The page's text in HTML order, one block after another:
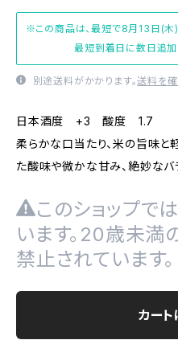
※この商品は、最短で8月13日(木)
最短到着日に数日追加
別途送料がかかります。送料を
日本酒度 +3 酸度 1.7
柔らかな口当たり、米の旨味と
た酸味や微かな甘み、絶妙なバ
このショップで
います。20歳未
禁止されています。
カート